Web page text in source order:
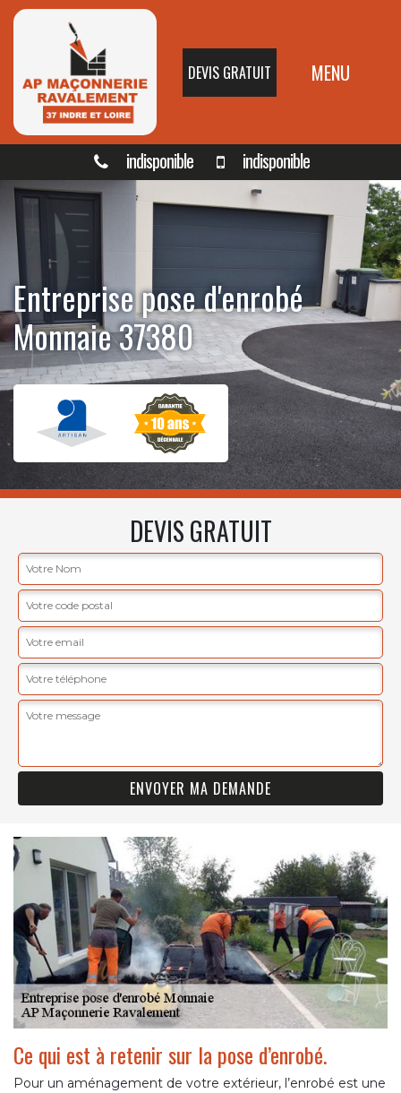
DEVIS GRATUIT MENU
indisponible indisponible
Entreprise pose d'enrobé
Monnaie 37380
DEVIS GRATUIT
Ce qui est à retenir sur la pose d’enrobé.
Pour un aménagement de votre extérieur, l’enrobé est une